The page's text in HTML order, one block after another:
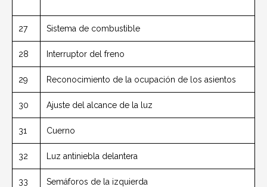
27 Sistema de combustible
28 Interruptor del freno
29 Reconocimiento de la ocupación de los asientos
30 Ajuste del alcance de la luz
31 Cuerno
32 Luz antiniebla delantera
33 Semáforos de la izquierda